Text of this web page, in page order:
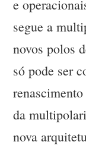
e
segue a
novos polos
só pode ser
da
nova